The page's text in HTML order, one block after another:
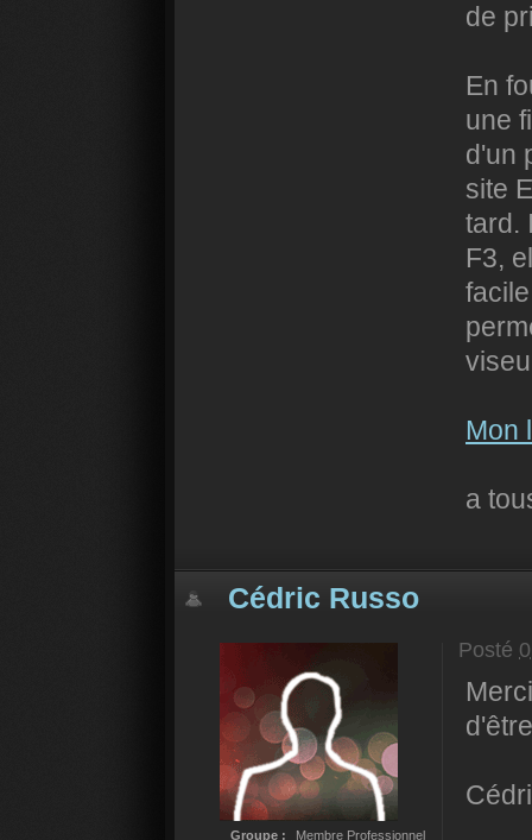
de
En
une
d'un
site
tard.
F3,
Mon
a
Cédric Russo
Groupe :
Membre Professionnel
Posté